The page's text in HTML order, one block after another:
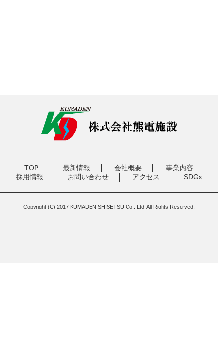
TOP 最新情報 会社概要
事業内容
採用情報
お問い合わせ アクセス SDGs
Copyright (C) 2017 KUMADEN SHISETSU Co., Ltd. All Rights Reserved.